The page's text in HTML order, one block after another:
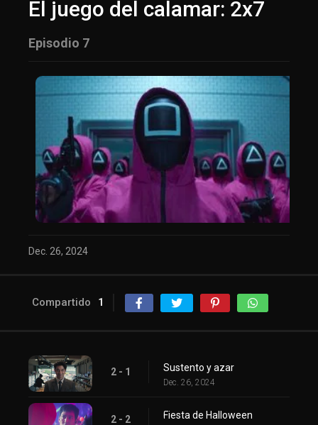
El juego del calamar: 2x7
Episodio 7
Dec. 26, 2024
Compartido 1
2 - 1 Sustento y azar
Dec. 26, 2024
2 - 2 Fiesta de Halloween